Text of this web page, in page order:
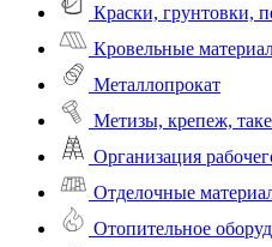
Краски, грунтовки,
Кровельные
Металлопрокат
Метизы, крепеж,
Организация
Отделочные
Отопительное